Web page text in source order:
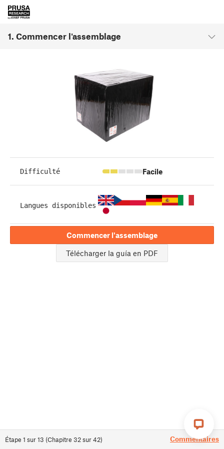
1. Commencer l'assemblage
Étape 1 sur13 (Chapitre 32sur42) Commentaires
Difficulté Facile
Langues disponibles
Commencer l'assemblage
Télécharger la guía en PDF